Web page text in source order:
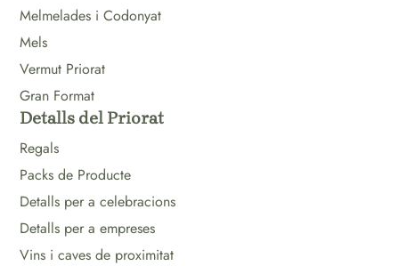
Melmelades i Codonyat
Mels
Vermut Priorat
Gran Format
Detalls del Priorat
Regals
Packs de Producte
Detalls per a celebracions
Detalls per a empreses
Vins i caves de proximitat